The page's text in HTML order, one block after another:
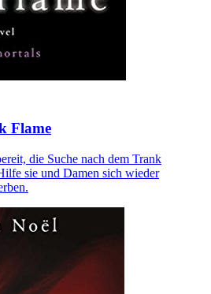
Flame
die Suche nach dem Trank
sie und Damen sich wieder